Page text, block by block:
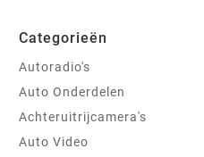
Categorieën
Autoradio's
Auto Onderdelen
Achteruitrijcamera's
Auto Video